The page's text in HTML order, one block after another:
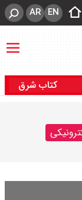
EN
AR
کتاب شرق